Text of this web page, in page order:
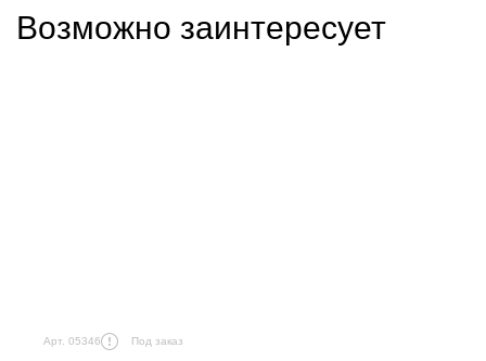
Возможно заинтересует
Арт. 05346 Под заказ